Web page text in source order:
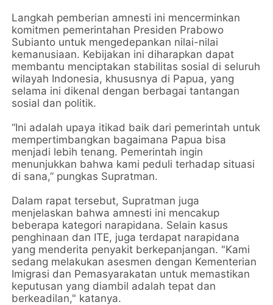
Langkah pemberian amnesti ini mencerminkan
komitmen pemerintahan Presiden Prabowo
Subianto untuk mengedepankan nilai-nilai
kemanusiaan. Kebijakan ini diharapkan dapat
membantu menciptakan stabilitas sosial di seluruh
wilayah Indonesia, khususnya di Papua, yang
selama ini dikenal dengan berbagai tantangan
sosial dan politik.
“Ini adalah upaya itikad baik dari pemerintah untuk
mempertimbangkan bagaimana Papua bisa
menjadi lebih tenang. Pemerintah ingin
menunjukkan bahwa kami peduli terhadap situasi
di sana,” pungkas Supratman.
Dalam rapat tersebut, Supratman juga
menjelaskan bahwa amnesti ini mencakup
beberapa kategori narapidana. Selain kasus
penghinaan dan ITE, juga terdapat narapidana
yang menderita penyakit berkepanjangan. "Kami
sedang melakukan asesmen dengan Kementerian
Imigrasi dan Pemasyarakatan untuk memastikan
keputusan yang diambil adalah tepat dan
berkeadilan," katanya.